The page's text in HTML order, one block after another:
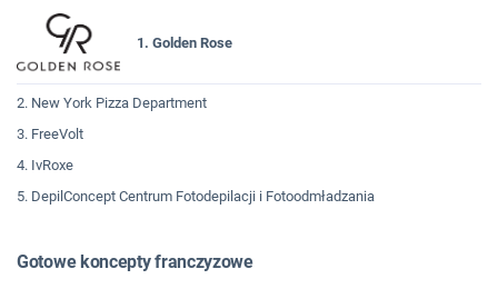
1. Golden Rose
2. New York Pizza Department
3. FreeVolt
4. IvRoxe
5. DepilConcept Centrum Fotodepilacji i Fotoodmładzania
Gotowe koncepty franczyzowe